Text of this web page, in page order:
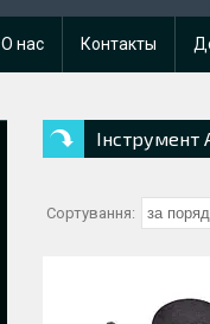
О нас Контакты
Інструмент